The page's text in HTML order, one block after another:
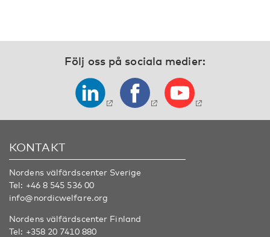
Följ oss på sociala medier:
KONTAKT
Nordens välfärdscenter Sverige
Tel: +46 8 545 536 00
info@nordicwelfare.org
Nordens välfärdscenter Finland
Tel: +358 20 7410 880